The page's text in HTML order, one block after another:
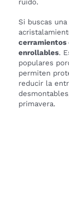
ruido.
Si buscas
cerramientos
enrollables.
populares
permiten
reducir la
primavera.